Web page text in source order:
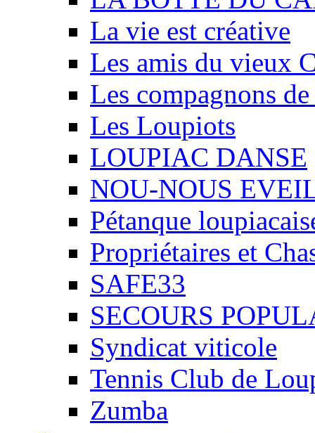
La vie est créative
Les amis du vieux
Les compagnons
Les Loupiots
LOUPIAC DANSE
NOU-NOUS
Pétanque
Propriétaires et
SAFE33
SECOURS
Syndicat viticole
Tennis Club de
Zumba